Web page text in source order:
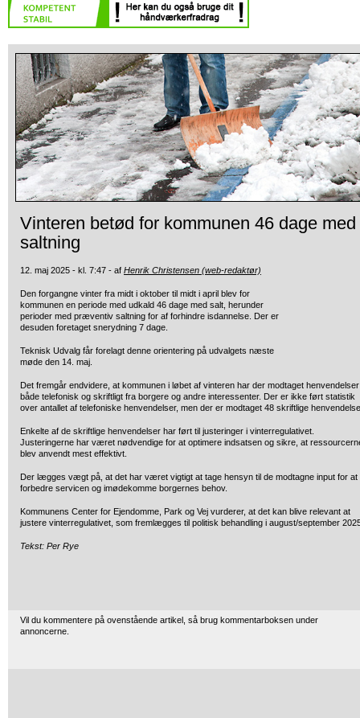
Vinteren betød for kommunen 46 dage med
saltning
12. maj 2025 - kl. 7:47 - af Henrik Christensen (web-redaktør)
Den forgangne vinter fra midt i oktober til midt i april blev for
kommunen en periode med udkald 46 dage med salt, herunder
perioder med præventiv saltning for af forhindre isdannelse. Der er
desuden foretaget snerydning 7 dage.
Teknisk Udvalg får forelagt denne orientering på udvalgets næste
møde den 14. maj.
Det fremgår endvidere, at kommunen i løbet af vinteren har der modtaget henvendelser
både telefonisk og skriftligt fra borgere og andre interessenter. Der er ikke ført statistik
over antallet af telefoniske henvendelser, men der er modtaget 48 skriftlige
Enkelte af de skriftlige henvendelser har ført til justeringer i vinterregulativet.
Justeringerne har været nødvendige for at optimere indsatsen og sikre, at
blev anvendt mest effektivt.
Der lægges vægt på, at det har været vigtigt at tage hensyn til de modtagne input for at
forbedre servicen og imødekomme borgernes behov.
Kommunens Center for Ejendomme, Park og Vej vurderer, at det kan blive relevant at
justere vinterregulativet, som fremlægges til politisk behandling i august/september
Tekst: Per Rye
Vil du kommentere på ovenstående artikel, så brug kommentarboksen under
annoncerne.